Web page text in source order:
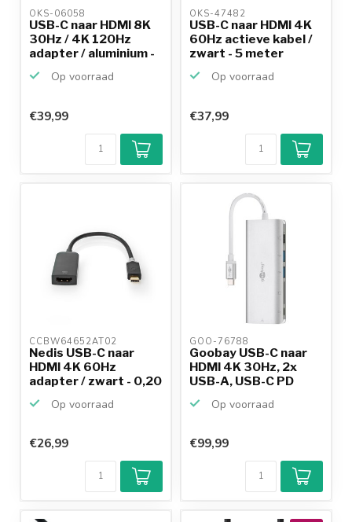
OKS-06058
USB-C naar HDMI 8K
30Hz / 4K 120Hz
adapter / aluminium -
Op voorraad
€39,99
OKS-47482
USB-C naar HDMI 4K
60Hz actieve kabel /
zwart - 5 meter
Op voorraad
€37,99
CCBW64652AT02
Nedis USB-C naar
HDMI 4K 60Hz
adapter / zwart - 0,20
Op voorraad
€26,99
GOO-76788
Goobay USB-C naar
HDMI 4K 30Hz, 2x
USB-A, USB-C PD
Op voorraad
€99,99